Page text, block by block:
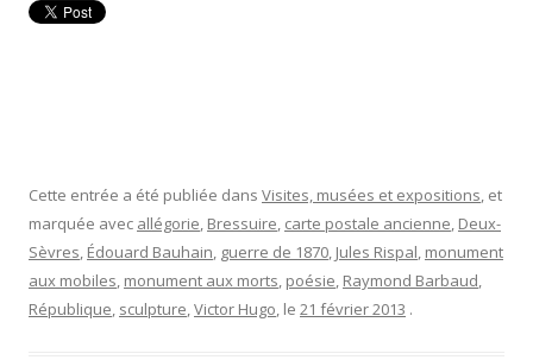
Cette entrée a été publiée dans Visites, musées et expositions, et
marquée avec allégorie, Bressuire, carte postale ancienne, Deux-
Sèvres, Édouard Bauhain, guerre de 1870, Jules Rispal, monument
aux mobiles, monument aux morts, poésie, Raymond Barbaud,
République, sculpture,Victor Hugo, le 21 février 2013 .